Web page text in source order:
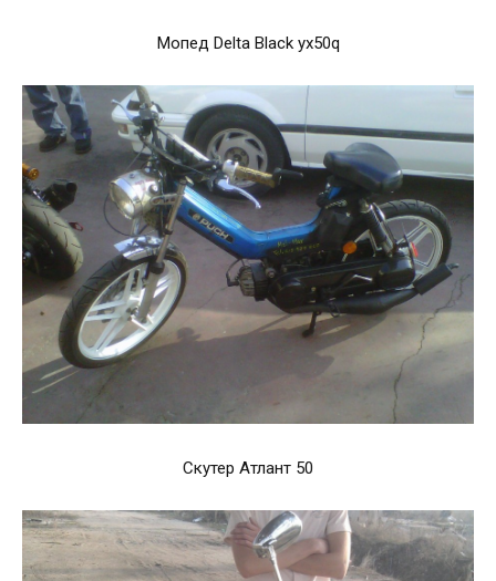
Мопед Delta Black yx50q
Скутер Атлант 50